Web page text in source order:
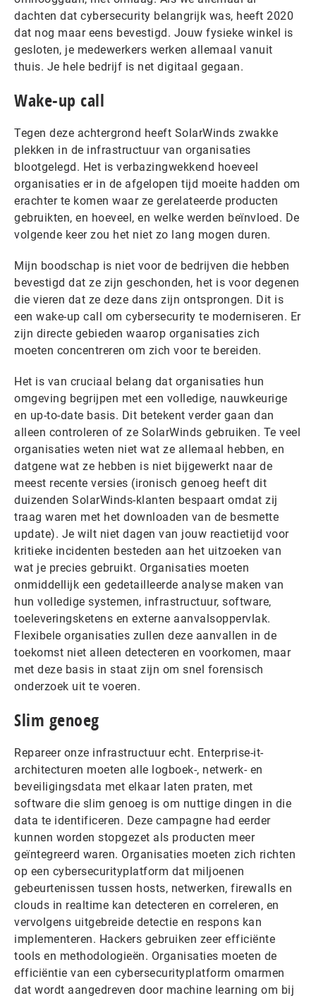
dachten dat cybersecurity belangrijk was, heeft 2020
dat nog maar eens bevestigd. Jouw fysieke winkel is
gesloten, je medewerkers werken allemaal vanuit
thuis. Je hele bedrijf is net digitaal gegaan.
Wake-up call
Tegen deze achtergrond heeft SolarWinds zwakke
plekken in de infrastructuur van organisaties
blootgelegd. Het is verbazingwekkend hoeveel
organisaties er in de afgelopen tijd moeite hadden om
erachter te komen waar ze gerelateerde producten
gebruikten, en hoeveel, en welke werden beïnvloed. De
volgende keer zou het niet zo lang mogen duren.
Mijn boodschap is niet voor de bedrijven die hebben
bevestigd dat ze zijn geschonden, het is voor degenen
die vieren dat ze deze dans zijn ontsprongen. Dit is
een wake-up call om cybersecurity te moderniseren. Er
zijn directe gebieden waarop organisaties zich
moeten concentreren om zich voor te bereiden.
Het is van cruciaal belang dat organisaties hun
omgeving begrijpen met een volledige, nauwkeurige
en up-to-date basis. Dit betekent verder gaan dan
alleen controleren of ze SolarWinds gebruiken. Te veel
organisaties weten niet wat ze allemaal hebben, en
datgene wat ze hebben is niet bijgewerkt naar de
meest recente versies (ironisch genoeg heeft dit
duizenden SolarWinds-klanten bespaart omdat zij
traag waren met het downloaden van de besmette
update). Je wilt niet dagen van jouw reactietijd voor
kritieke incidenten besteden aan het uitzoeken van
wat je precies gebruikt. Organisaties moeten
onmiddellijk een gedetailleerde analyse maken van
hun volledige systemen, infrastructuur, software,
toeleveringsketens en externe aanvalsoppervlak.
Flexibele organisaties zullen deze aanvallen in de
toekomst niet alleen detecteren en voorkomen, maar
met deze basis in staat zijn om snel forensisch
onderzoek uit te voeren.
Slim genoeg
Repareer onze infrastructuur echt. Enterprise-it-
architecturen moeten alle logboek-, netwerk- en
beveiligingsdata met elkaar laten praten, met
software die slim genoeg is om nuttige dingen in die
data te identificeren. Deze campagne had eerder
kunnen worden stopgezet als producten meer
geïntegreerd waren. Organisaties moeten zich richten
op een cybersecurityplatform dat miljoenen
gebeurtenissen tussen hosts, netwerken, firewalls en
clouds in realtime kan detecteren en correleren, en
vervolgens uitgebreide detectie en respons kan
implementeren. Hackers gebruiken zeer efficiënte
tools en methodologieën. Organisaties moeten de
efficiëntie van een cybersecurityplatform omarmen
dat wordt aangedreven door machine learning om bij